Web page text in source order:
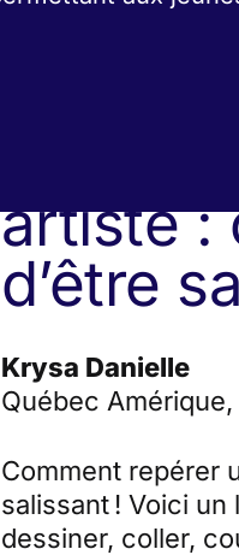
artiste :
d’être
Krysa Danielle
Québec Amérique,
Comment repérer
salissant ! Voici
dessiner, coller,